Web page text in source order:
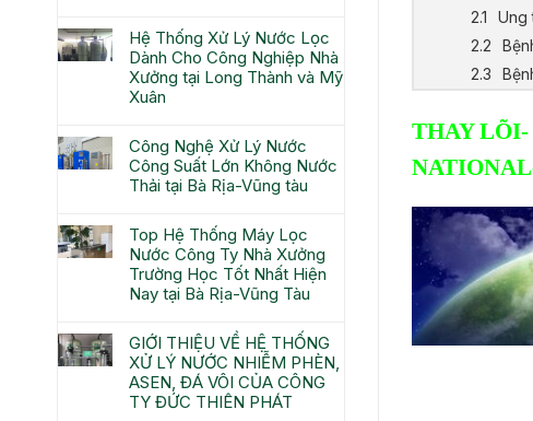
Hệ Thống Xử Lý Nước Lọc
Dành Cho Công Nghiệp Nhà
Xưởng tại Long Thành và Mỹ
Xuân
Công Nghệ Xử Lý Nước
Công Suất Lớn Không Nước
Thải tại Bà Rịa-Vũng tàu
Top Hệ Thống Máy Lọc
Nước Công Ty Nhà Xưởng
Trường Học Tốt Nhất Hiện
Nay tại Bà Rịa-Vũng Tàu
GIỚI THIỆU VỀ HỆ THỐNG
XỬ LÝ NƯỚC NHIỄM PHÈN,
ASEN, ĐÁ VÔI CỦA CÔNG
TY ĐỨC THIÊN PHÁT
Ung
THAY